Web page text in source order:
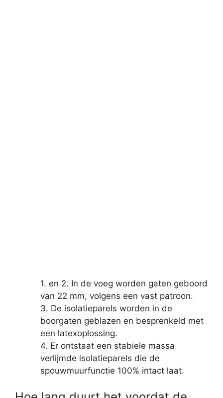
1. en 2. In de voeg worden gaten geboord
van 22 mm, volgens een vast patroon.
3. De isolatieparels worden in de
boorgaten geblazen en besprenkeld met
een latexoplossing.
4. Er ontstaat een stabiele massa
verlijmde isolatieparels die de
spouwmuurfunctie 100% intact laat.